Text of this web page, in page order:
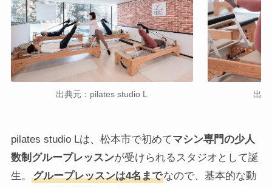
出典元：pilates studio L 出
pilates studio Lは、松本市で初めてマシン専門の少人
数制グループレッスンが受けられるスタジオとして誕
生。
グループレッスンは4名までなので、基本的な動